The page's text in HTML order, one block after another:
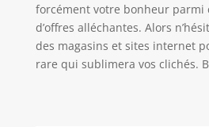
forcément votre bonheur parmi
d’offres alléchantes. Alors
des magasins et sites internet
rare qui sublimera vos clichés.